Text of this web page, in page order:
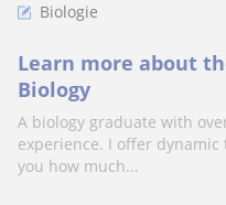
Biologie
Learn more about
Biology
A biology graduate with
experience. I offer
you how much...